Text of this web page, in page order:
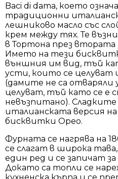
Baci di dama, което
традиционни
лешниково масло със
крем между тях. Те
в Тортона през втората
Името на тези
външния им вид, тъй
усти, които се целуват
(дамите не са отваряли
целуват, тъй като се е
невъзпитано).
италианската версия
бисквитки Орео.
Фурната се нагрява на
се слагат в широка
един ред и се запичат
Докато са топли се
кухненска кърпа и се